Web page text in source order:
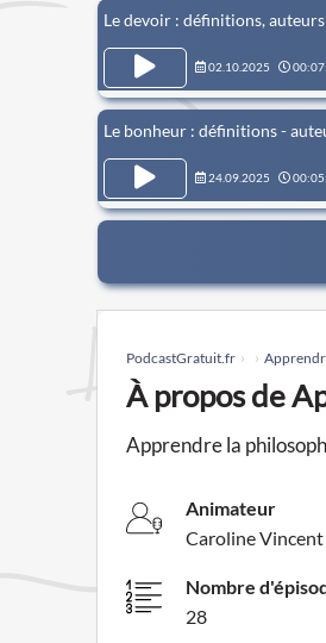
Le devoir : définitions,
02.10.2025
Le bonheur : définitions -
24.09.2025
PodcastGratuit.fr
À propos de
Apprendre la
Animateur
Caroline Vincent
Nombre
28